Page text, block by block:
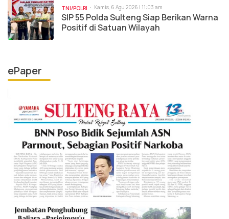
TNI/POLRI Kamis, 6 Agu 2026 | 11:03 am
SIP 55 Polda Sulteng Siap Berikan Warna
Positif di Satuan Wilayah
ePaper